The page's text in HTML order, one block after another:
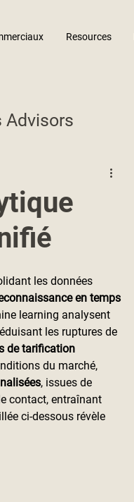
Resources
Advisors
les données
en temps
learning analysent
les ruptures de
de tarification
du marché,
, issues de
contact, entraînant
ci-dessous révèle